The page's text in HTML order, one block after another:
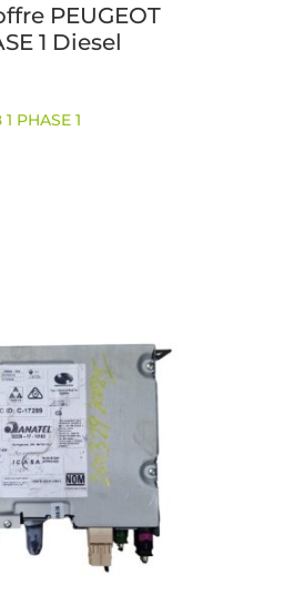
PEUGEOT
1 Diesel
PHASE 1